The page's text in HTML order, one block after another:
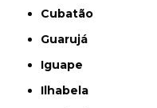
Cubatão
Guarujá
Iguape
Ilhabela